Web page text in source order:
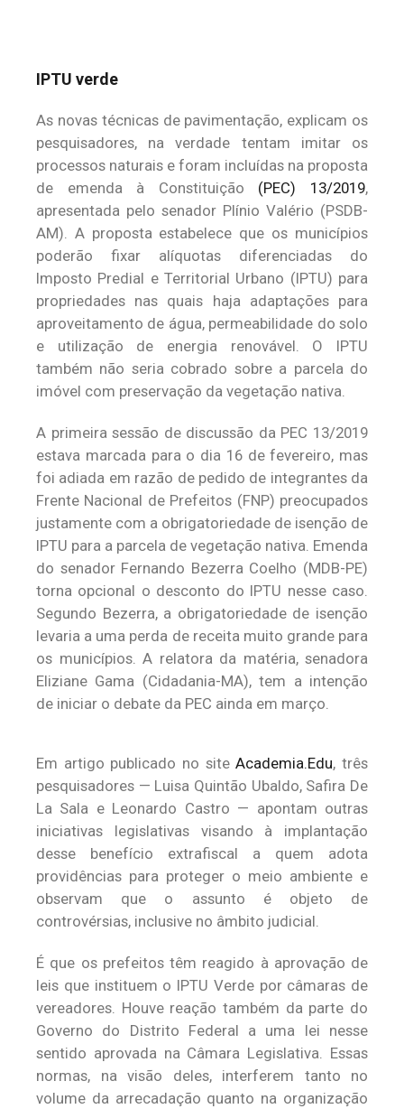
IPTU verde
As novas técnicas de pavimentação, explicam os
pesquisadores, na verdade tentam imitar os
processos naturais e foram incluídas na proposta
de emenda à Constituição (PEC) 13/2019,
apresentada pelo senador Plínio Valério (PSDB-
AM). A proposta estabelece que os municípios
poderão fixar alíquotas diferenciadas do
Imposto Predial e Territorial Urbano (IPTU) para
propriedades nas quais haja adaptações para
aproveitamento de água, permeabilidade do solo
e utilização de energia renovável. O IPTU
também não seria cobrado sobre a parcela do
imóvel com preservação da vegetação nativa.
A primeira sessão de discussão da PEC 13/2019
estava marcada para o dia 16 de fevereiro, mas
foi adiada em razão de pedido de integrantes da
Frente Nacional de Prefeitos (FNP) preocupados
justamente com a obrigatoriedade de isenção de
IPTU para a parcela de vegetação nativa. Emenda
do senador Fernando Bezerra Coelho (MDB-PE)
torna opcional o desconto do IPTU nesse caso.
Segundo Bezerra, a obrigatoriedade de isenção
levaria a uma perda de receita muito grande para
os municípios. A relatora da matéria, senadora
Eliziane Gama (Cidadania-MA), tem a intenção
de iniciar o debate da PEC ainda em março.
Em artigo publicado no siteAcademia.Edu, três
pesquisadores — Luisa Quintão Ubaldo, Safira De
La Sala e Leonardo Castro — apontam outras
iniciativas legislativas visando à implantação
desse benefício extrafiscal a quem adota
providências para proteger o meio ambiente e
observam que o assunto é objeto de
controvérsias, inclusive no âmbito judicial.
É que os prefeitos têm reagido à aprovação de
leis que instituem o IPTU Verde por câmaras de
vereadores. Houve reação também da parte do
Governo do Distrito Federal a uma lei nesse
sentido aprovada na Câmara Legislativa. Essas
normas, na visão deles, interferem tanto no
volume da arrecadação quanto na organização